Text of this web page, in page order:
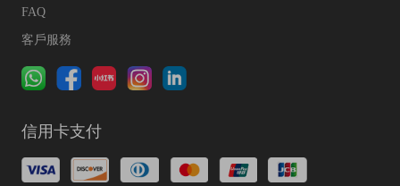
FAQ
客戶服務
信用卡支付